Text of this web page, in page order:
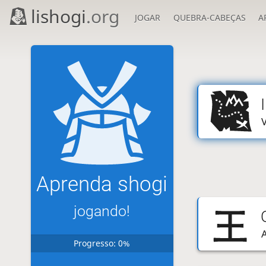
lishogi.org JOGAR QUEBRA-CABEÇAS
Aprenda shogi
jogando!
Progresso: 0%